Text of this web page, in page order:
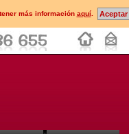
más información aquí.